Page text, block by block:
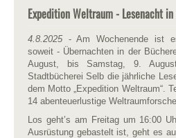
Expedition Weltraum - Lesenacht
4.8.2025 - Am Wochenende ist
soweit - Übernachten in der
August, bis Samstag, 9.
Stadtbücherei Selb die jährliche
dem Motto „Expedition Weltraum“.
14 abenteuerlustige
Los geht’s am Freitag um 16:00
Ausrüstung gebastelt ist, geht es